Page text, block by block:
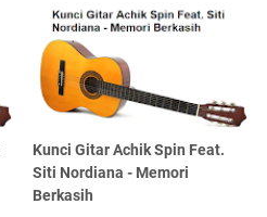
Kunci Gitar Achik Spin Feat.
Siti Nordiana - Memori
Berkasih